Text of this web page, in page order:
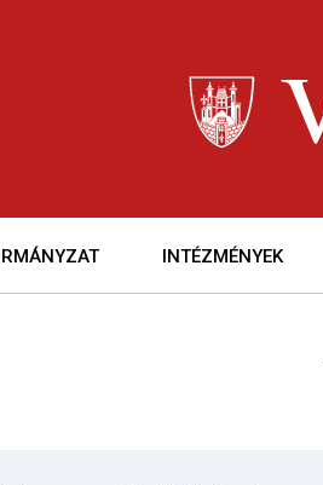
INTÉZMÉNYEK